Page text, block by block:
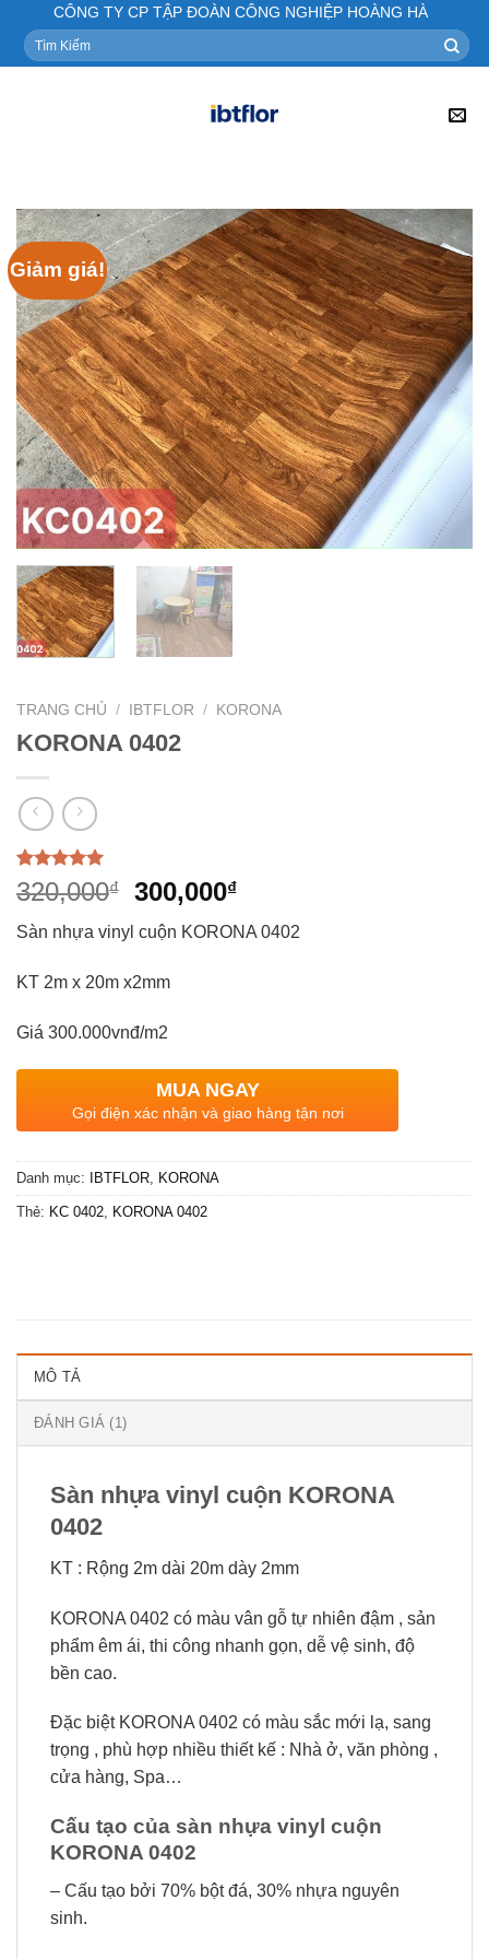
content
CÔNG TY CP TẬP ĐOÀN CÔNG NGHIỆP HOÀNG HÀ
Tìm
kiếm:
Giảm giá!
TRANG CHỦ / IBTFLOR / KORONA
KORONA 0402
5.00trên 5
dựa trên
1
320,000₫
Giá
gốc
là:
320,000₫.
300,000₫Giá
tại
Sàn nhựa vinyl cuộn KORONA 0402
KT 2m x 20m x2mm
Giá 300.000vnđ/m2
MUA NGAY
Gọi điện xác nhận và giao hàng tận nơi
Danh mục: IBTFLOR KORONA
Thẻ: KC 0402 KORONA 0402
MÔ TẢ
ĐÁNH GIÁ (1)
Sàn nhựa vinyl cuộn KORONA
0402
KT : Rộng 2m dài 20m dày 2mm
KORONA 0402 có màu vân gỗ tự nhiên đậm , sản
phẩm êm ái, thi công nhanh gọn, dễ vệ sinh, độ
bền cao.
Đặc biệt KORONA 0402 có màu sắc mới lạ, sang
trọng , phù hợp nhiều thiết kế : Nhà ở, văn phòng ,
cửa hàng, Spa…
Cấu tạo của sàn nhựa vinyl cuộn
KORONA 0402
– Cấu tạo bởi 70% bột đá, 30% nhựa nguyên
sinh.